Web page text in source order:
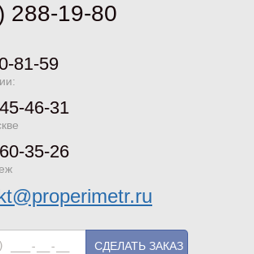
288-19-80
81-59
46-31
35-26
СДЕЛАТЬ ЗАКАЗ